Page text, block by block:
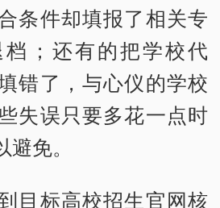
条件却填报了相关专
；还有的把学校代
错了，与心仪的学校
失误只要多花一点时
免。
标高校招生官网核